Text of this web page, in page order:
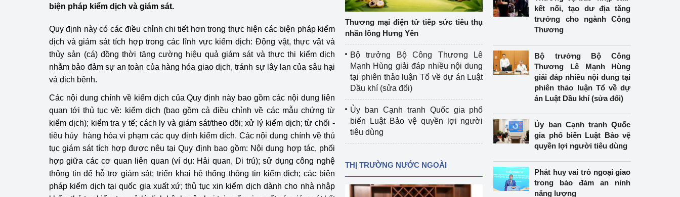
Công Thương - Công luận
Thông cáo báo chí
Điểm báo
Chuyển đổi số
Lịch sử phát triển
Bản tin Thị trường Nông Lâm Thủy sản
Phát triển nguồn nhân lực
Phát triển bền vững
Tổ chức kiểm định
Tổ chức kiểm định kỹ thuật an toàn lao
động thuộc thẩm quyền quản lý của
Bộ Công Thương
Tổ chức được cấp GCN đăng ký, hoạt
động kiểm định thiết bị, dụng cụ điện
Văn hóa ngành Công Thương
Tái cơ cấu ngành Công Thương
biện pháp kiểm dịch và giám sát.
Quy định này có các điều chỉnh chi tiết hơn trong thực hiện các biện pháp kiểm
dịch và giám sát tích hợp trong các lĩnh vực kiểm dịch: Động vật, thực vật và
thủy sản (cá) đồng thời tăng cường hiệu quả giám sát và thực thi kiểm dịch
nhằm bảo đảm sự an toàn của hàng hóa giao dịch, tránh sự lây lan của sâu hại
và dịch bệnh.
Các nội dung chính về kiểm dịch của Quy định này bao gồm các nội dung liên
quan tới thủ tục về: kiểm dịch (bao gồm cả điều chỉnh về các mẫu chứng từ
kiểm dịch); kiểm tra y tế; cách ly và giám sát/theo dõi; xử lý kiểm dịch; từ chối -
tiêu hủy hàng hóa vi phạm các quy định kiểm dịch. Các nội dung chính về thủ
tục giám sát tích hợp được nêu tại Quy định bao gồm: Nội dung hợp tác, phối
hợp giữa các cơ quan liên quan (ví dụ: Hải quan, Di trú); sử dụng công nghệ
thông tin để hỗ trợ giám sát; triển khai hệ thống thông tin kiểm dịch; các biện
pháp kiểm dịch tại quốc gia xuất xứ; thủ tục xin kiểm dịch dành cho nhà nhập
Thương mại điện tử tiếp sức tiêu thụ
nhãn lồng Hưng Yên
Bộ trưởng Bộ Công Thương Lê
Mạnh Hùng giải đáp nhiều nội dung
tại phiên thảo luận Tổ về dự án Luật
Dầu khí (sửa đổi)
Ủy ban Cạnh tranh Quốc gia phổ
biến Luật Bảo vệ quyền lợi người
tiêu dùng
THỊ TRƯỜNG NƯỚC NGOÀI
kết nối, tạo dư địa tăng
trưởng cho ngành Công
Thương
Bộ trưởng Bộ Công
Thương Lê Mạnh Hùng
giải đáp nhiều nội dung tại
phiên thảo luận Tổ về dự
án Luật Dầu khí (sửa đổi)
Ủy ban Cạnh tranh Quốc
gia phổ biến Luật Bảo vệ
quyền lợi người tiêu dùng
Phát huy vai trò ngoại giao
trong bảo đảm an ninh
năng lượng